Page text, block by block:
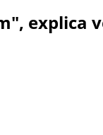
explica